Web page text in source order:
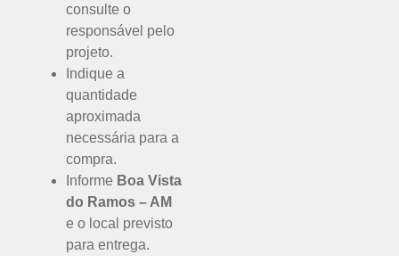
consulte o
responsável pelo
projeto.
Indique a
quantidade
aproximada
necessária para a
compra.
Informe Boa Vista
do Ramos – AM
e o local previsto
para entrega.